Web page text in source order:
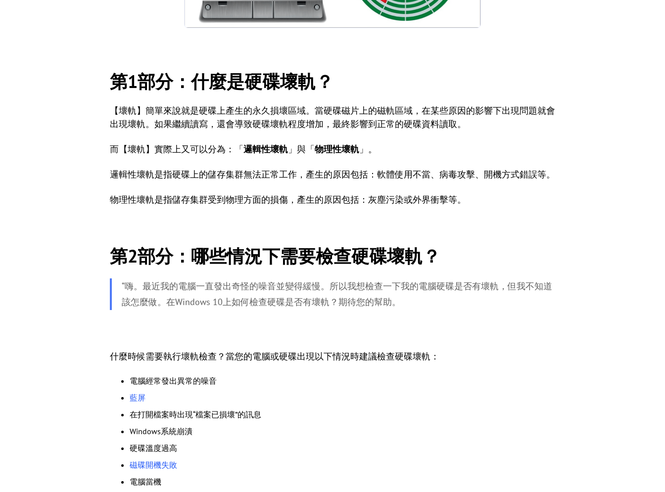
第1部分：什麼是硬碟壞軌？
【壞軌】簡單來說就是硬碟上產生的永久損壞區域。當硬碟磁片上的磁軌區域，在某些原因的影響下出現問題就會
出現壞軌。如果繼續讀寫，還會導致硬碟壞軌程度增加，最終影響到正常的硬碟資料讀取。
而【壞軌】實際上又可以分為：「邏輯性壞軌 」與「物理性壞軌 」。
邏輯性壞軌是指硬碟上的儲存集群無法正常工作，產生的原因包括：軟體使用不當、病毒攻擊、開機方式錯誤等。
物理性壞軌是指儲存集群受到物理方面的損傷，產生的原因包括：灰塵污染或外界衝擊等。
第2部分：哪些情況下需要檢查硬碟壞軌？
“嗨。最近我的電腦一直發出奇怪的噪音並變得緩慢。所以我想檢查一下我的電腦硬碟是否有壞軌，但我不知道
該怎麼做。在Windows 10上如何檢查硬碟是否有壞軌？期待您的幫助。
什麼時候需要執行壞軌檢查？當您的電腦或硬碟出現以下情況時建議檢查硬碟壞軌：
電腦經常發出異常的噪音
藍屏
在打開檔案時出現“檔案已損壞”的訊息
Windows系統崩潰
硬碟溫度過高
磁碟開機失敗
電腦當機